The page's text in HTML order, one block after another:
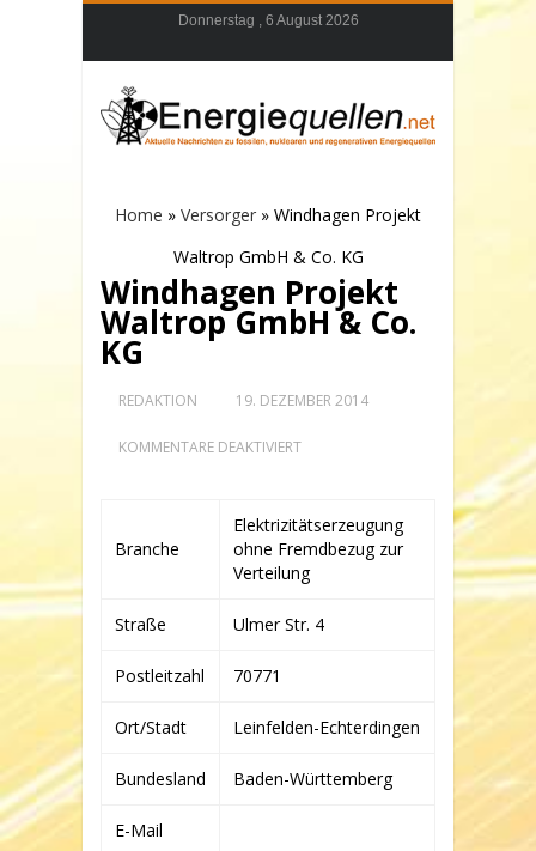
Donnerstag , 6 August 2026
Home » Versorger » Windhagen Projekt
Waltrop GmbH & Co. KG
Windhagen Projekt
Waltrop GmbH & Co.
KG
REDAKTION 19. DEZEMBER 2014
KOMMENTARE DEAKTIVIERTFÜR
GMBH
CO.
KG
Branche
Elektrizitätserzeugung
ohne Fremdbezug zur
Verteilung
Straße Ulmer Str. 4
Postleitzahl 70771
Ort/Stadt Leinfelden-Echterdingen
Bundesland Baden-Württemberg
E-Mail